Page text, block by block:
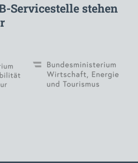
Servicestelle stehen